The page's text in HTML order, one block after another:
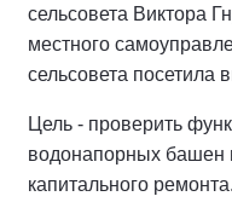
сельсовета Виктора
местного
сельсовета
Цель - проверить
водонапорных башен
капитального